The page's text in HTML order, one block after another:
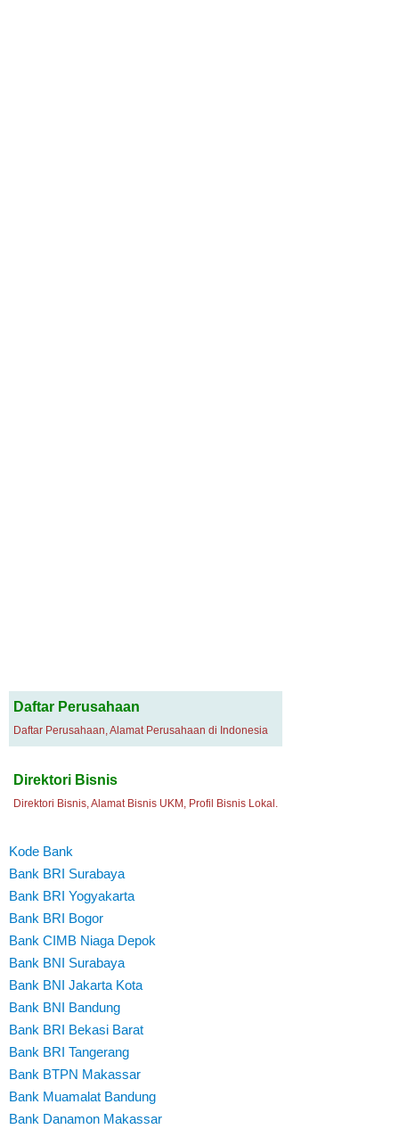
Daftar Perusahaan
Daftar Perusahaan, Alamat Perusahaan di Indonesia
Direktori Bisnis
Direktori Bisnis, Alamat Bisnis UKM, Profil Bisnis Lokal.
Kode Bank
Bank BRI Surabaya
Bank BRI Yogyakarta
Bank BRI Bogor
Bank CIMB Niaga Depok
Bank BNI Surabaya
Bank BNI Jakarta Kota
Bank BNI Bandung
Bank BRI Bekasi Barat
Bank BRI Tangerang
Bank BTPN Makassar
Bank Muamalat Bandung
Bank Danamon Makassar